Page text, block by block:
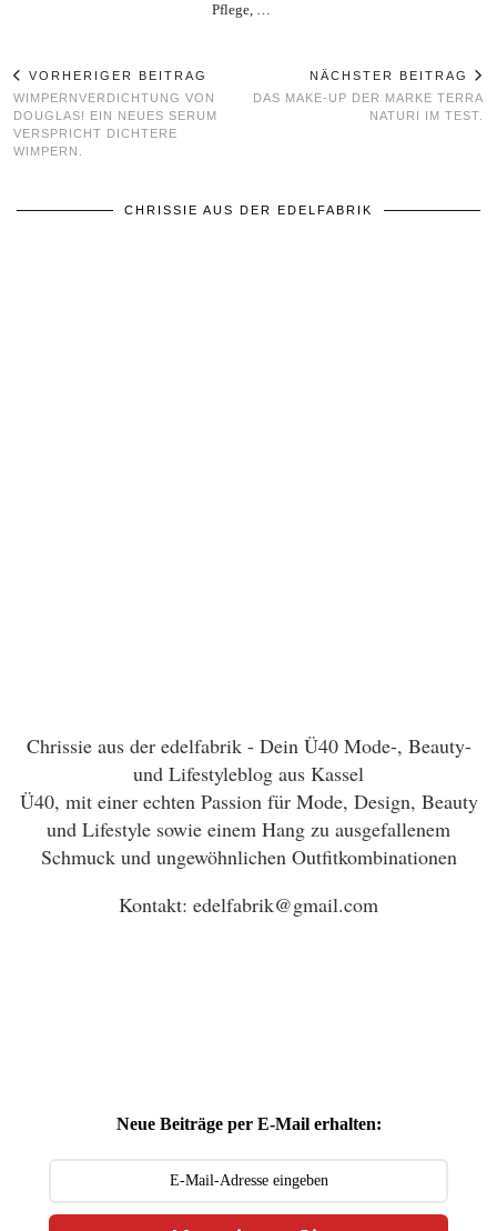
Pflege, …
VORHERIGER BEITRAG
WIMPERNVERDICHTUNG VON
DOUGLAS! EIN NEUES SERUM
VERSPRICHT DICHTERE
WIMPERN.
NÄCHSTER BEITRAG
DAS MAKE-UP DER MARKE TERRA
NATURI IM TEST.
CHRISSIE AUS DER EDELFABRIK
Chrissie aus der edelfabrik - Dein Ü40 Mode-, Beauty-
und Lifestyleblog aus Kassel
Ü40, mit einer echten Passion für Mode, Design, Beauty
und Lifestyle sowie einem Hang zu ausgefallenem
Schmuck und ungewöhnlichen Outfitkombinationen
Kontakt: edelfabrik@gmail.com
Neue Beiträge per E-Mail erhalten: